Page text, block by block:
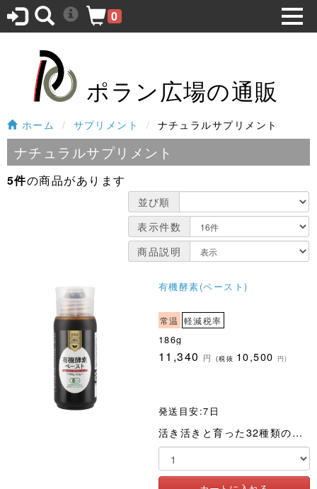
ポラン広場の通販
0
ホーム サプリメント ナチュラルサプリメント
ナチュラルサプリメント
5件の商品があります
並び順
表示件数
商品説明
有機酵素(ペースト)
常温 軽減税率
186g
11,340 円 (税抜 10,500 円)
発送目安:7日
活き活きと育った32種類の国産有機野菜と果物を皮ごと・種ごと、2年間醗酵熟成しました